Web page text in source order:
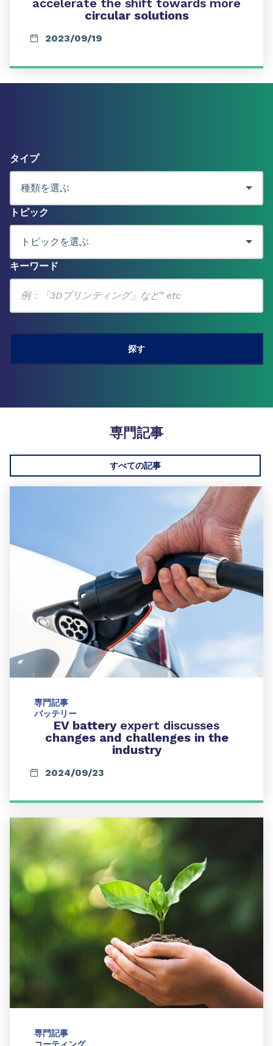
accelerate the shift towards more
circular solutions
2023/09/19
タイプ
トピック
キーワード
専門記事
すべての記事
専門記事
バッテリー
EV battery expert discusses
changes and challenges in the
industry
2024/09/23
専門記事
コーティング